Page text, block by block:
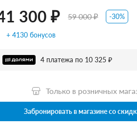
300 ₽ 59 000 ₽ -30%
+ 4130 бонусов
4 платежа по 10 325 ₽
Только в розничных
Забронировать в магазине со